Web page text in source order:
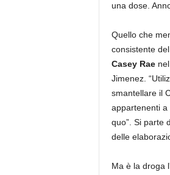
una dose.
Quello che
consistente
Casey Raenel
Jimenez.
smantellare il
appartenenti
quo”. Si parte
delle
Ma è la droga